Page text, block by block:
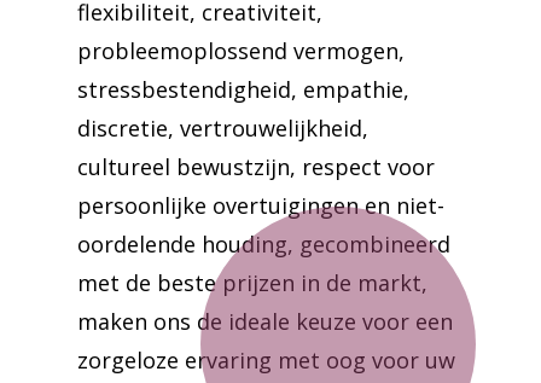
flexibiliteit, creativiteit,
probleemoplossend vermogen,
stressbestendigheid, empathie,
discretie, vertrouwelijkheid,
cultureel bewustzijn, respect voor
persoonlijke overtuigingen en niet-
oordelende houding, gecombineerd
met de beste prijzen in de markt,
maken ons de ideale keuze voor een
zorgeloze ervaring met oog voor uw